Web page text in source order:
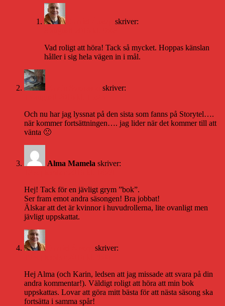
skriver:
Vad roligt att höra! Tack så mycket. Hoppas känslan
håller i sig hela vägen in i mål.
skriver:
Och nu har jag lyssnat på den sista som fanns på Storytel….
när kommer fortsättningen…. jag lider när det kommer till att
vänta 🙁
Alma Mamela skriver:
Hej! Tack för en jävligt grym ”bok”.
Ser fram emot andra säsongen! Bra jobbat!
Älskar att det är kvinnor i huvudrollerna, lite ovanligt men
jävligt uppskattat.
skriver:
Hej Alma (och Karin, ledsen att jag missade att svara på din
andra kommentar!). Väldigt roligt att höra att min bok
uppskattas. Lovar att göra mitt bästa för att nästa säsong ska
fortsätta i samma spår!